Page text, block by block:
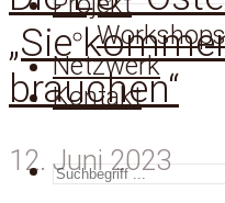
Workshops
Netzwerk
Kontakt
„Sie
brauchen“
12. Juni 2023